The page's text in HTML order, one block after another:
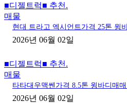
■디젤트럭■ 추천.
매물
현대 트라고 엑시언트가격 25톤 윙
2026년 06월 02일
■디젤트럭■ 추천.
매물
타타대우맥쎈가격 8.5톤 윙바디매
2026년 06월 02일